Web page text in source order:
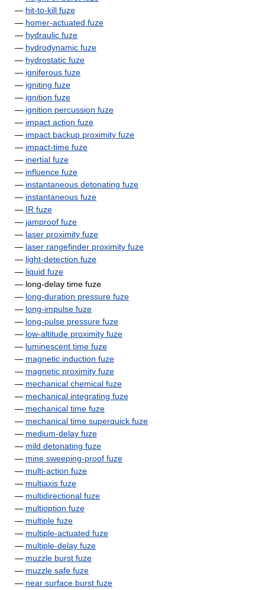
— hit-to-kill fuze
— homer-actuated fuze
— hydraulic fuze
— hydrodynamic fuze
— hydrostatic fuze
— igniferous fuze
— igniting fuze
— ignition fuze
— ignition percussion fuze
— impact action fuze
— impact backup proximity fuze
— impact-time fuze
— inertial fuze
— influence fuze
— instantaneous detonating fuze
— instantaneous fuze
— IR fuze
— jamproof fuze
— laser proximity fuze
— laser rangefinder proximity fuze
— light-detection fuze
— liquid fuze
— long-delay time fuze
— long-duration pressure fuze
— long-impulse fuze
— long-pulse pressure fuze
— low-altitude proximity fuze
— luminescent time fuze
— magnetic induction fuze
— magnetic proximity fuze
— mechanical chemical fuze
— mechanical integrating fuze
— mechanical time fuze
— mechanical time superquick fuze
— medium-delay fuze
— mild detonating fuze
— mine sweeping-proof fuze
— multi-action fuze
— multiaxis fuze
— multidirectional fuze
— multioption fuze
— multiple fuze
— multiple-actuated fuze
— multiple-delay fuze
— muzzle burst fuze
— muzzle safe fuze
— near surface burst fuze